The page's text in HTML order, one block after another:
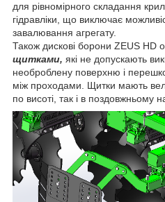
для рівномірного складання крил
гідравліки, що виключає
завалювання агрегату.
Також дискові борони ZEUS HD
щитками, які не допускають
необроблену поверхню і
між проходами. Щитки мають
по висоті, так і в поздовжньому